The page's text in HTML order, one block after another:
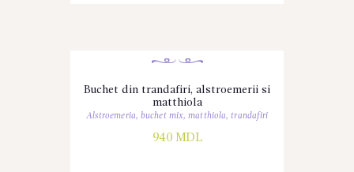
Buchet din trandafiri, alstroemerii si
matthiola
Alstroemeria,buchet mix,matthiola,trandafiri
940 MDL